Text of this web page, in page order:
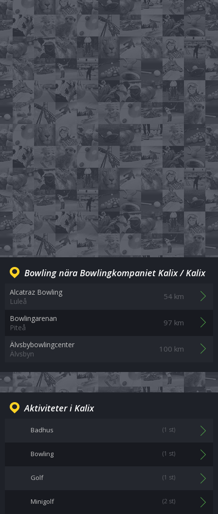
Bowling nära Bowlingkompaniet Kalix / Kalix
Alcatraz Bowling
Luleå
54 km
Bowlingarenan
Piteå
97 km
Älvsbybowlingcenter
Älvsbyn
100 km
Aktiviteter i Kalix
Badhus (1 st)
Bowling (1 st)
Golf (1 st)
Minigolf (2 st)